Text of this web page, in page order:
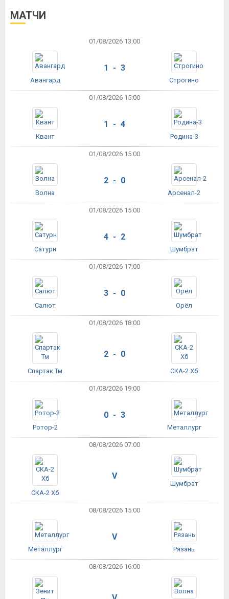
МАТЧИ
01/08/2026 13:00
Авангард
1 - 3
Строгино
01/08/2026 15:00
Квант
1 - 4
Родина-3
01/08/2026 15:00
Волна
2 - 0
Арсенал-2
01/08/2026 15:00
Сатурн
4 - 2
Шумбрат
01/08/2026 17:00
Салют
3 - 0
Орёл
01/08/2026 18:00
Спартак Тм
2 - 0
СКА-2 Хб
01/08/2026 19:00
Ротор-2
0 - 3
Металлург
08/08/2026 07:00
СКА-2 Хб
V
Шумбрат
08/08/2026 15:00
Металлург
V
Рязань
08/08/2026 16:00